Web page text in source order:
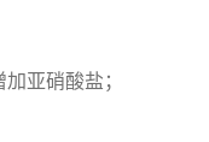
亚硝酸盐；